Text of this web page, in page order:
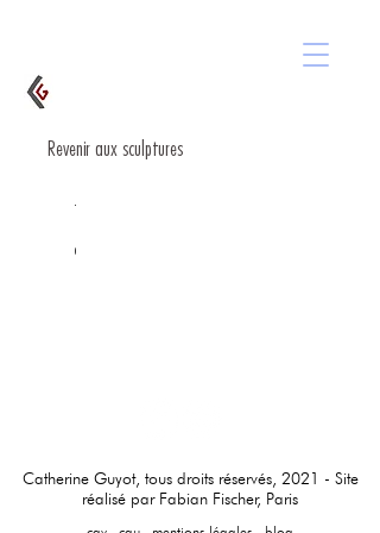
Revenir aux sculptures
Focus
Focus
Focus
Catherine Guyot, tous droits réservés, 2021 - Site
réalisé par Fabian Fischer, Paris